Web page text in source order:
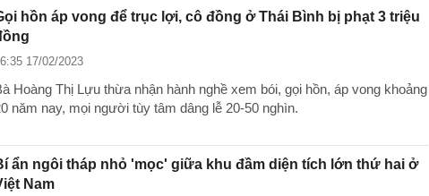
hồn áp vong để trục lợi, cô đồng ở Thái Bình bị phạt 3 triệu
17/02/2023
Hoàng Thị Lựu thừa nhận hành nghề xem bói, gọi hồn, áp vong khoảng
năm nay, mọi người tùy tâm dâng lễ 20-50 nghìn.
ẩn ngôi tháp nhỏ 'mọc' giữa khu đầm diện tích lớn thứ hai ở
Nam